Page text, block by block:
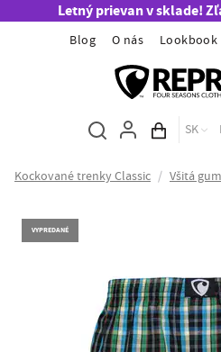
Letný prievan v sklade!
Blog O nás Lookbook
Obsah
SK
Kockované trenky Classic / Všitá
VYPREDANÉ